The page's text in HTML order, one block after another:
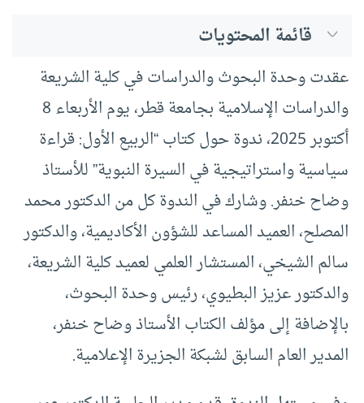
قائمة المحتويات
عقدت وحدة البحوث والدراسات في كلية الشريعة
والدراسات الإسلامية بجامعة قطر، يوم الأربعاء 8
أكتوبر 2025، ندوة حول كتاب “الربيع الأول: قراءة
سياسية واستراتيجية في السيرة النبوية” للأستاذ
وضاح خنفر. وشارك في الندوة كل من الدكتور محمد
المصلح، العميد المساعد للشؤون الأكاديمية، والدكتور
سالم الشيخي، المستشار العلمي لعميد كلية الشريعة،
والدكتور عزيز البطيوي، رئيس وحدة البحوث،
بالإضافة إلى مؤلف الكتاب الأستاذ وضاح خنفر،
المدير العام السابق لشبكة الجزيرة الإعلامية.